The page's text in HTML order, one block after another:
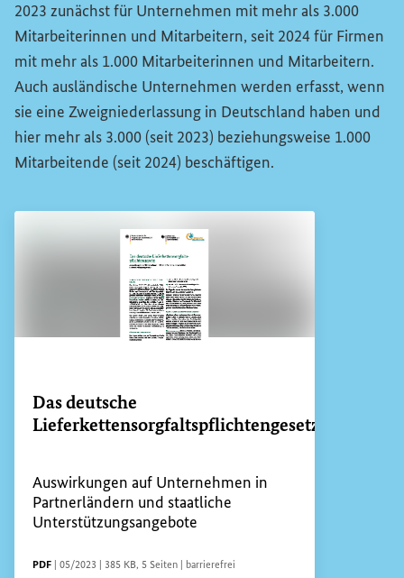
2023 zunächst für Unternehmen mit mehr als 3.000
Mitarbeiterinnen und Mitarbeitern, seit 2024 für Firmen
mit mehr als 1.000 Mitarbeiterinnen und Mitarbeitern.
Auch ausländische Unternehmen werden erfasst, wenn
sie eine Zweigniederlassung in Deutschland haben und
hier mehr als 3.000 (seit 2023) beziehungsweise 1.000
Mitarbeitende (seit 2024) beschäftigen.
Das deutsche
Lieferkettensorgfaltspflichtengesetz
Auswirkungen auf Unternehmen in
Partnerländern und staatliche
Unterstützungsangebote
DATEITYP
PDF Sachstandsdatum
05/2023 Dateigröße
385 KB, Seiten
5 Seiten Zugänglichkeit
barrierefrei